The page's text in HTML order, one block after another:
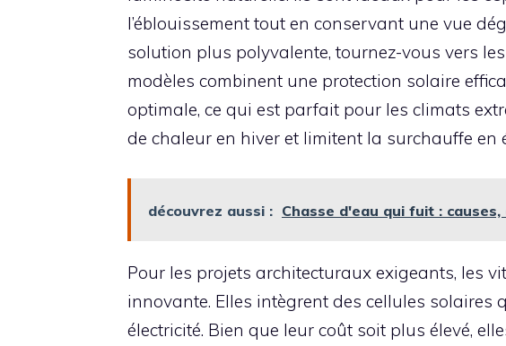
l’éblouissement tout en conservant une vue
solution plus polyvalente, tournez-vous vers
modèles combinent une protection solaire
optimale, ce qui est parfait pour les climats
de chaleur en hiver et limitent la surchauffe en
découvrez aussi : Chasse d'eau qui fuit :
Pour les projets architecturaux exigeants, les
innovante. Elles intègrent des cellules solaires
électricité. Bien que leur coût soit plus élevé,